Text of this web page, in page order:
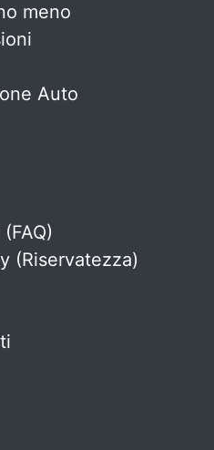
meno
Auto
(Riservatezza)